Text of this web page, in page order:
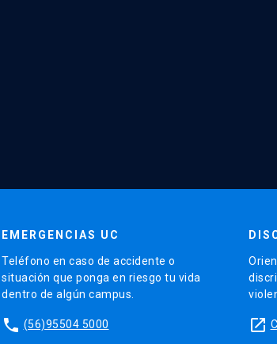
EMERGENCIAS UC
Teléfono en caso de accidente o
situación que ponga en riesgo tu vida
dentro de algún campus.
phone (56)95504 5000 launch